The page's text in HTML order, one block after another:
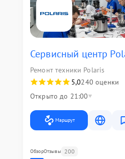
Сервисный центр
Ремонт техники Polaris
5,0240 оценки
Открыто до 21:00
Маршрут
ОбзорОтзывы 200